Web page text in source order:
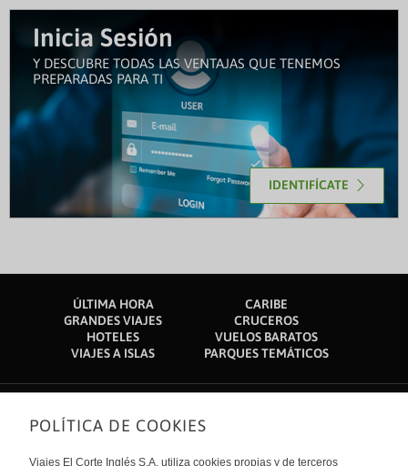
Inicia Sesión
Y DESCUBRE TODAS LAS VENTAJAS QUE TENEMOS
PREPARADAS PARA TI
IDENTIFÍCATE
ÚLTIMA HORA
CARIBE
GRANDES VIAJES
CRUCEROS
HOTELES
VUELOS BARATOS
VIAJES A ISLAS
PARQUES TEMÁTICOS
Sobre nosotros
Quiénes somos
POLÍTICA DE COOKIES
Viajes El Corte Inglés S.A. utiliza cookies propias y de terceros